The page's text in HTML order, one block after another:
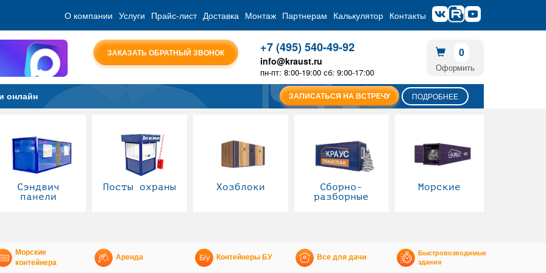
О компании Услуги Прайс-лист Доставка Монтаж Партнерам Калькулятор Контакты
ЗАКАЗАТЬ ОБРАТНЫЙ ЗВОНОК +7 (495) 540-49-92
info@kraust.ru
пн-пт: 8:00-19:00 сб: 9:00-17:00
0
Оформить
онлайн ЗАПИСАТЬСЯ НА ВСТРЕЧУ ПОДРОБНЕЕ
Сэндвич
панели
Посты охраны Хозблоки
Сборно-
разборные
Морские
Морские
контейнера
Аренда Контейнеры БУ Все для дачи
Быстровозводимые
здания